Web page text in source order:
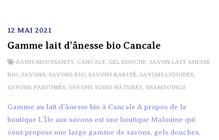
12 MAI 2021
Gamme lait d’ânesse bio Cancale
BAINS MOUSSANTS, CANCALE, GEL DOUCHE, SAVON LAIT ANESSE
BIO, SAVONS, SAVONS BIO, SAVONS KARITÉ, SAVONS LIQUIDES,
SAVONS PARFUMÉS, SAVONS SOINS NATURES, SHAMPOINGS
Gamme au lait d'ânesse bio à Cancale A propos de la
boutique L’Île aux savons est une boutique Malouine qui
vous propose une large gamme de savons, gels douches,